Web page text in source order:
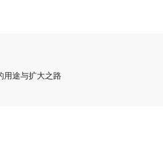
途与扩大之路